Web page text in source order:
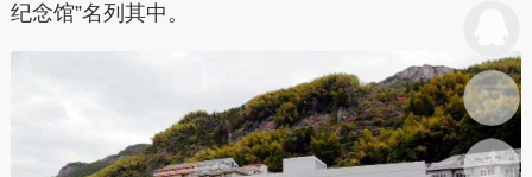
纪念馆”名列其中。